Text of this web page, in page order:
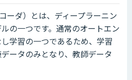
ーダ）とは、ディープラーニン
の一つです。通常のオートエン
学習の一つであるため、学習
ータのみとなり、教師データ